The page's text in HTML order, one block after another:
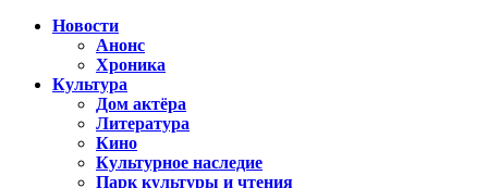
Новости
Анонс
Хроника
Культура
Дом актёра
Литература
Кино
Культурное наследие
Парк культуры и чтения